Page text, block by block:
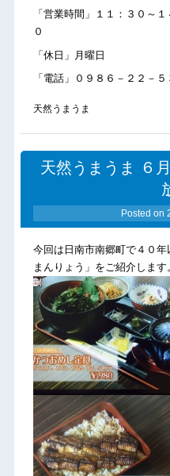
「営業時間」１１：３０～
０
「休日」月曜日
「電話」０９８６－２２－５
天然うまうま
天然うまうま ６
Posted on
今回は日南市南郷町で４０
まんりょう」をご紹介します